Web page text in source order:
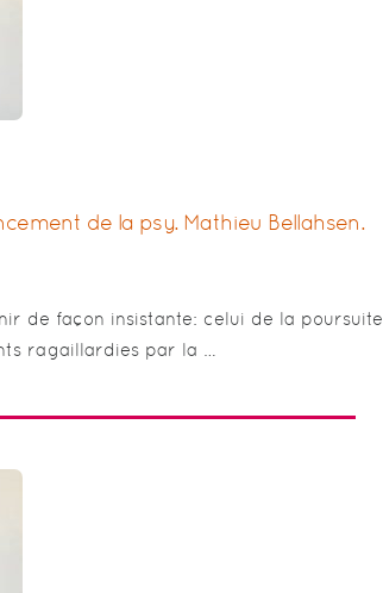
de façon insistante: celui de la poursuite
ragaillardies par la …